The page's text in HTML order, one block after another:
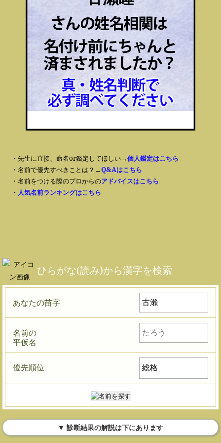
・先生に直接、命名or鑑定してほしい→個人鑑定はこちら
・名前で優先すべきことは？→Q&Aはこちら
・名前をつける際のプロからのアドバイスはこちら
・ 人気名前ランキングはこちら
ひらがな(読み)から漢字を検索
あなたの苗字
名前の
平仮名
優先順位
▼ 診断結果の解説は下にあります